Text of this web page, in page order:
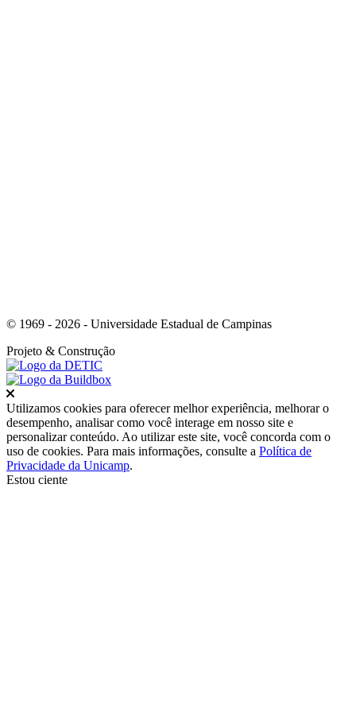
© 1969 - 2026 - Universidade Estadual de Campinas
Projeto & Construção
Fechar
Utilizamos cookies para oferecer melhor experiência, melhorar o
desempenho, analisar como você interage em nosso site e
personalizar conteúdo. Ao utilizar este site, você concorda com o
uso de cookies. Para mais informações, consulte a Política de
Privacidade da Unicamp.
Estou ciente